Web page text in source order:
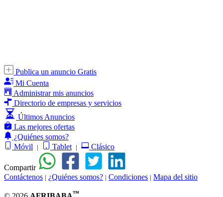
Publica un anuncio Gratis
Mi Cuenta
Administrar mis anuncios
Directorio de empresas y servicios
Últimos Anuncios
Las mejores ofertas
¿Quiénes somos?
Móvil
| Tablet | Clásico
Compartir
Contáctenos | ¿Quiénes somos? | Condiciones | Mapa del sitio
™